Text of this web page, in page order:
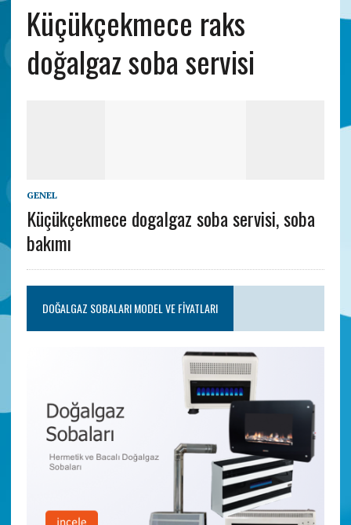
Küçükçekmece raks
doğalgaz soba servisi
GENEL
Küçükçekmece dogalgaz soba servisi, soba
bakımı
DOĞALGAZ SOBALARI MODEL VE FIYATLARI